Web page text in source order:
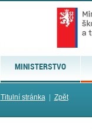
MINISTERSTVO
Titulní stránka| Zpět